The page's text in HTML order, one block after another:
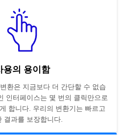
용의 용이함
환은 지금보다 더 간단할 수 없습
인터페이스는 몇 번의 클릭만으로
합니다. 우리의 변환기는 빠르고
결과를 보장합니다.